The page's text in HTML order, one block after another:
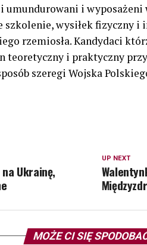
umundurowani i
szkolenie, wysiłek fizyczny
rzemiosła. Kandydaci
teoretyczny i praktyczny
szeregi Wojska
UP NEXT
Ukrainę,
MOŻE CI SIĘ